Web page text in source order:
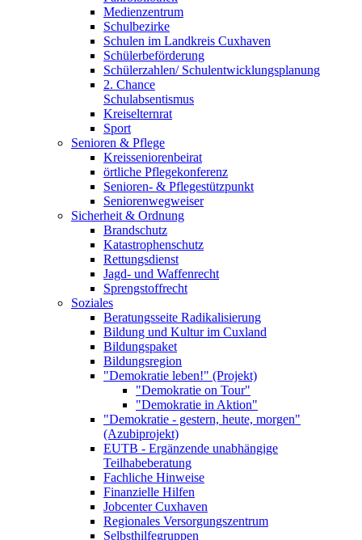
Medienzentrum
Schulbezirke
Schulen im Landkreis Cuxhaven
Schülerbeförderung
Schülerzahlen/ Schulentwicklungsplanung
2. Chance
Schulabsentismus
Kreiselternrat
Sport
Senioren & Pflege
Kreisseniorenbeirat
örtliche Pflegekonferenz
Senioren- & Pflegestützpunkt
Seniorenwegweiser
Sicherheit & Ordnung
Brandschutz
Katastrophenschutz
Rettungsdienst
Jagd- und Waffenrecht
Sprengstoffrecht
Soziales
Beratungsseite Radikalisierung
Bildung und Kultur im Cuxland
Bildungspaket
Bildungsregion
"Demokratie leben!" (Projekt)
"Demokratie on Tour"
"Demokratie in Aktion"
"Demokratie - gestern, heute, morgen"
(Azubiprojekt)
EUTB - Ergänzende unabhängige
Teilhabeberatung
Fachliche Hinweise
Finanzielle Hilfen
Jobcenter Cuxhaven
Regionales Versorgungszentrum
Selbsthilfegruppen